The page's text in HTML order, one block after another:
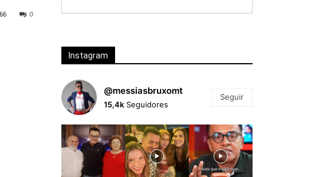
0
Instagram
@messiasbruxomt
15,4k Seguidores
Seguir